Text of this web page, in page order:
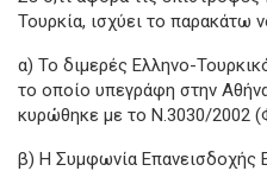
Τουρκία, ισχύει το παρακάτω
α) Το διμερές Ελληνο-
το οποίο υπεγράφη στην
κυρώθηκε με το Ν.3030/2002
β) Η Συμφωνία Επανεισδοχής